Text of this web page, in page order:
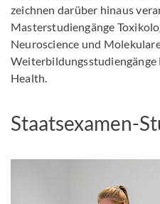
zeichnen darüber hinaus
Masterstudiengänge
Neuroscience und
Health.
Staatsexamen-